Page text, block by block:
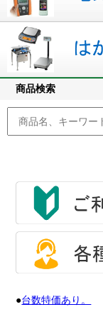
商品検索
●台数特価あり。